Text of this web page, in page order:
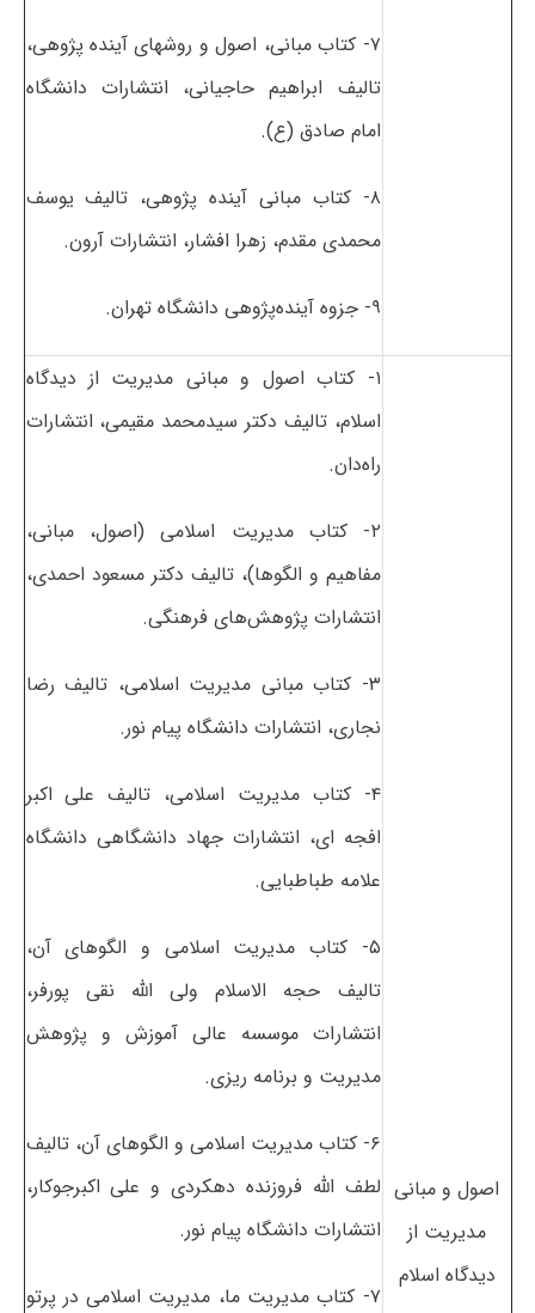
۷- کتاب مبانی، اصول و روشهای آینده پژوهی،
تالیف ابراهیم حاجیانی، انتشارات دانشگاه
امام صادق (ع).
۸- کتاب مبانی آینده پژوهی، تالیف یوسف
محمدی مقدم، زهرا افشار، انتشارات آرون.
۹- جزوه آینده‌پژوهی دانشگاه تهران.
اﺻﻮل و ﻣﺒﺎنی
ﻣﺪﻳﺮﻳﺖ از
دﻳﺪﮔﺎه اﺳﻼم
۱- کتاب اصول و مبانی مدیریت از دیدگاه
اسلام، تالیف دکتر سیدمحمد مقیمی، انتشارات
راه‌دان.
۲- کتاب مدیریت اسلامی (اصول، مبانی،
مفاهیم و الگوها)، تالیف دکتر مسعود احمدی،
انتشارات پژوهش‌های فرهنگی.
۳- کتاب مبانی مدیریت اسلامی، تالیف رضا
نجاری، انتشارات دانشگاه پیام نور.
۴- کتاب مدیریت اسلامی، تالیف علی اکبر
افجه ای، انتشارات جهاد دانشگاهی دانشگاه
علامه طباطبایی.
۵- کتاب مدیریت اسلامی و الگوهای آن،
تالیف حجه الاسلام ولی الله نقی پورفر،
انتشارات موسسه عالی آموزش و پژوهش
مدیریت و برنامه ریزی.
۶- کتاب مدیریت اسلامی و الگوهای آن، تالیف
لطف الله فروزنده دهکردی و علی اکبرجوکار،
انتشارات دانشگاه پیام نور.
۷- کتاب مدیریت ما، مدیریت اسلامی در پرتو